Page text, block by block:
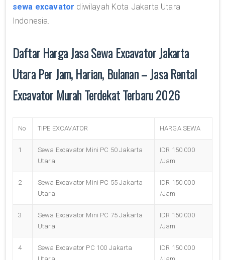
sewa excavator diwilayah Kota Jakarta Utara
Indonesia.
Daftar Harga Jasa Sewa Excavator Jakarta
Utara Per Jam, Harian, Bulanan – Jasa Rental
Excavator Murah Terdekat Terbaru 2026
No TIPE EXCAVATOR HARGA SEWA
1
Sewa Excavator Mini PC 50 Jakarta
Utara
IDR 150.000
/Jam
2
Sewa Excavator Mini PC 55 Jakarta
Utara
IDR 150.000
/Jam
3
Sewa Excavator Mini PC 75 Jakarta
Utara
IDR 150.000
/Jam
4
Sewa Excavator PC 100 Jakarta
IDR 150.000